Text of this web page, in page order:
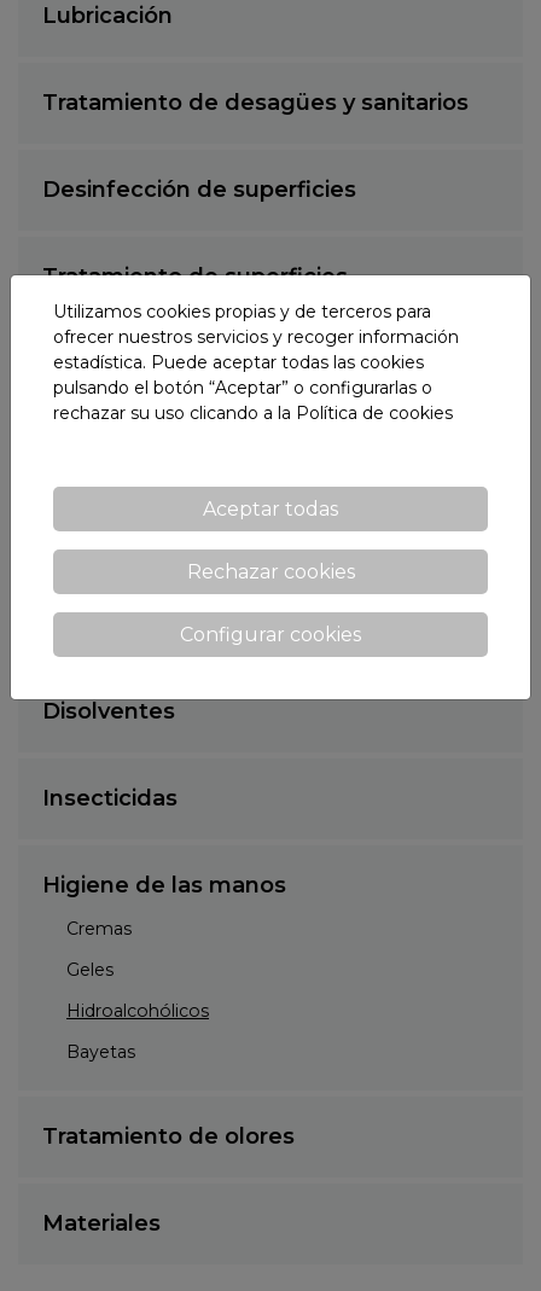
Lubricación
Tratamiento de desagües y sanitarios
Desinfección de superficies
Tratamiento de superficies
Productos adhesivos
Desincrustantes
Decapantes
Disolventes
Insecticidas
Higiene de las manos
Cremas
Geles
Hidroalcohólicos
Bayetas
Tratamiento de olores
Materiales
Utilizamos cookies propias y de terceros para
ofrecer nuestros servicios y recoger información
estadística. Puede aceptar todas las cookies
pulsando el botón “Aceptar” o configurarlas o
rechazar su uso clicando a la Política de cookies
Aceptar todas
Rechazar cookies
Configurar cookies